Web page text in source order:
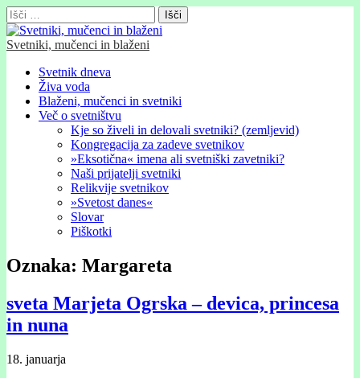
Išči:
Svetniki, mučenci in blaženi
Glavni
meni
Skip
content
Svetnik dneva
Živa voda
Blaženi, mučenci in svetniki
Več o svetništvu
Kje so živeli in delovali svetniki? (zemljevid)
Kongregacija za zadeve svetnikov
»Eksotična« imena ali svetniški zavetniki?
Naši prijatelji svetniki
Relikvije svetnikov
»Svetost danes«
Slovar
Piškotki
Oznaka: Margareta
sveta Marjeta Ogrska – devica, princesa
in nuna
18. januarja